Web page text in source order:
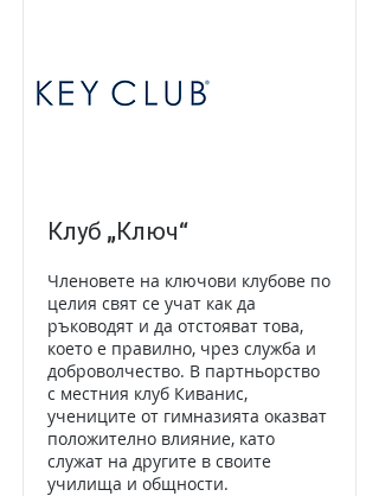
Клуб „Ключ“
Членовете на ключови клубове по
целия свят се учат как да
ръководят и да отстояват това,
което е правилно, чрез служба и
доброволчество. В партньорство
с местния клуб Киванис,
учениците от гимназията оказват
положително влияние, като
служат на другите в своите
училища и общности.